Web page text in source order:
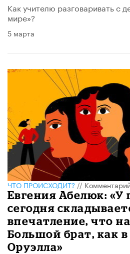
Как учителю разговаривать с
мире»?
5 марта
ЧТО ПРОИСХОДИТ?//
Евгения Абелюк: «У
сегодня
впечатление, что
Большой брат, как
Оруэлла»